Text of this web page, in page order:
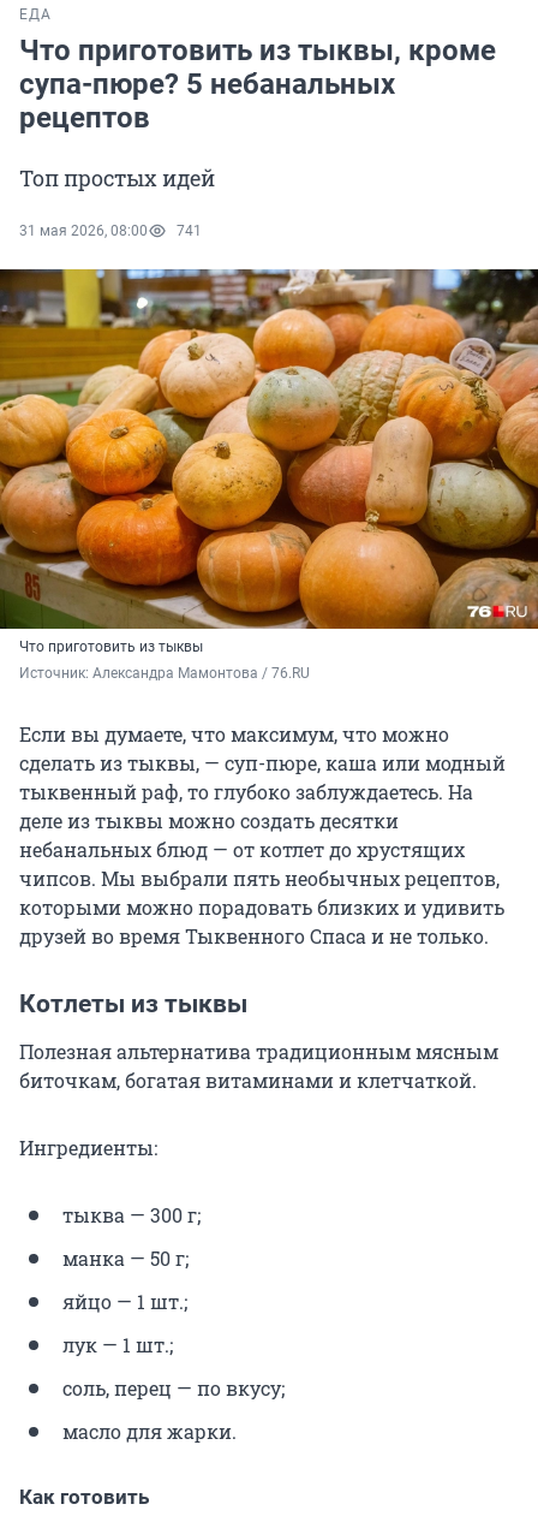
ЕДА
Что приготовить из тыквы, кроме
супа-пюре? 5 небанальных
рецептов
Топ простых идей
31 мая 2026, 08:00 741
Что приготовить из тыквы
Источник: Александра Мамонтова / 76.RU
Если вы думаете, что максимум, что можно
сделать из тыквы, — суп-пюре, каша или модный
тыквенный раф, то глубоко заблуждаетесь. На
деле из тыквы можно создать десятки
небанальных блюд — от котлет до хрустящих
чипсов. Мы выбрали пять необычных рецептов,
которыми можно порадовать близких и удивить
друзей во время Тыквенного Спаса и не только.
Котлеты из тыквы
Полезная альтернатива традиционным мясным
биточкам, богатая витаминами и клетчаткой.
Ингредиенты:
тыква — 300 г;
манка — 50 г;
яйцо — 1 шт.;
лук — 1 шт.;
соль, перец — по вкусу;
масло для жарки.
Как готовить